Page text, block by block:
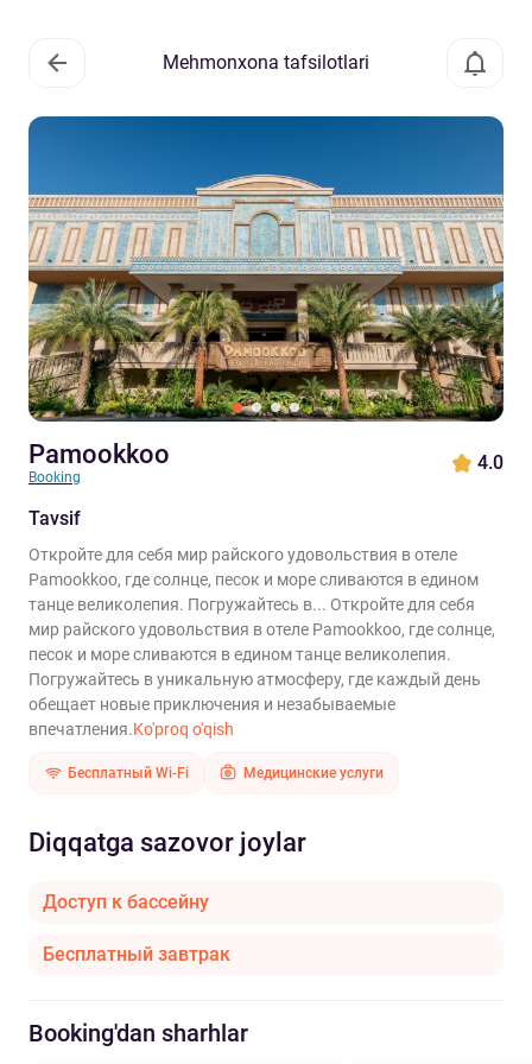
Mehmonxona tafsilotlari
Pamookkoo
Booking
4.0
Tavsif
Откройте для себя мир райского удовольствия в отеле
Pamookkoo, где солнце, песок и море сливаются в едином
танце великолепия. Погружайтесь в... Откройте для себя
мир райского удовольствия в отеле Pamookkoo, где солнце,
песок и море сливаются в едином танце великолепия.
Погружайтесь в уникальную атмосферу, где каждый день
обещает новые приключения и незабываемые
впечатления.Ko'proq o'qish
Бесплатный Wi-Fi Медицинские услуги
Diqqatga sazovor joylar
Доступ к бассейну
Бесплатный завтрак
Booking'dan sharhlar